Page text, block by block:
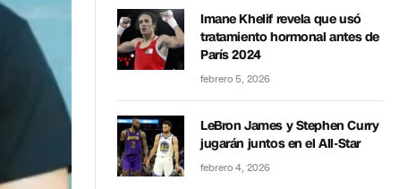
Imane Khelif revela que usó
tratamiento hormonal antes de
París 2024
febrero 5, 2026
LeBron James y Stephen Curry
jugarán juntos en el All-Star
febrero 4, 2026